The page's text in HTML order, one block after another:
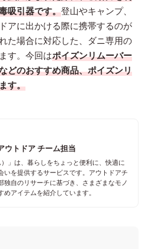
吸引器です。登山やキャンプ、
アに出かける際に携帯するのが
た場合に対応した、ダニ専用の
す。今回はポイズンリムーバー
どのおすすめ商品、ポイズンリ
す。
ウトドア チーム担当
）」は、暮らしをちょっと便利に、快適に
いを提供するサービスです。アウトドアチ
独自のリサーチに基づき、さまざまなモノ
めアイテムを紹介しています。